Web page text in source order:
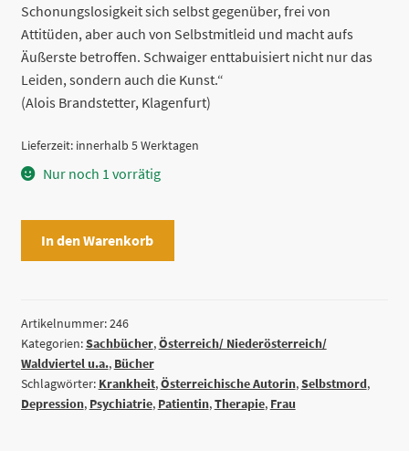
Schonungslosigkeit sich selbst gegenüber, frei von
Attitüden, aber auch von Selbstmitleid und macht aufs
Äußerste betroffen. Schwaiger enttabuisiert nicht nur das
Leiden, sondern auch die Kunst.“
(Alois Brandstetter, Klagenfurt)
Lieferzeit: innerhalb 5 Werktagen
Nur noch 1 vorrätig
Schwaiger
Menge
In den Warenkorb
Artikelnummer:246
Kategorien:Sachbücher,Österreich/ Niederösterreich/
Waldviertel u.a., Bücher
Schlagwörter: Krankheit,Österreichische Autorin,Selbstmord,
Depression, Psychiatrie, Patientin,Therapie, Frau